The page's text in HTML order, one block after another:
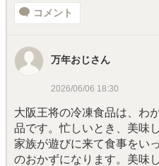
コメント
万年おじさん
2026/06/06 18:30
大阪王将の冷凍食品は、わ
品です。忙しいとき、美味
家族が遊びに来て食事をい
のおかずになります。美味